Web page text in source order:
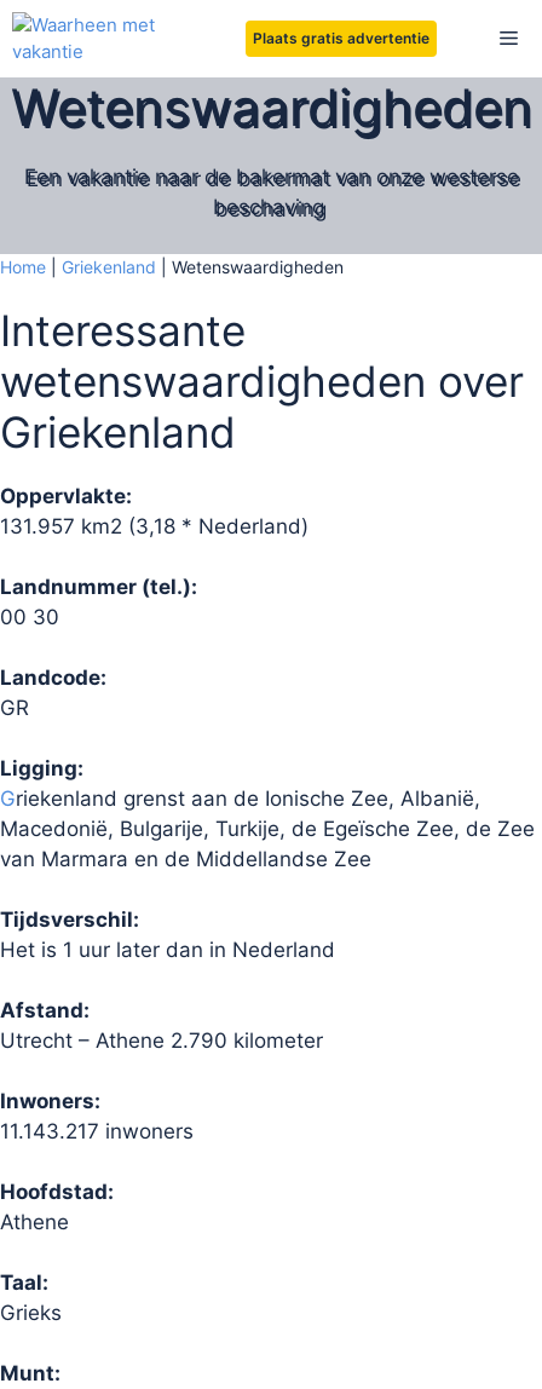
Ga
naar
de
inhoud
Plaats gratis advertentie
Wetenswaardigheden
Een vakantie naar de bakermat van onze westerse
beschaving
Home Griekenland Wetenswaardigheden
Interessante
wetenswaardigheden over
Griekenland
Oppervlakte:
131.957 km2 (3,18 * Nederland)
Landnummer (tel.):
00 30
Landcode:
GR
Ligging:
Griekenland grenst aan de Ionische Zee, Albanië,
Macedonië, Bulgarije, Turkije, de Egeïsche Zee, de Zee
van Marmara en de Middellandse Zee
Tijdsverschil:
Het is 1 uur later dan in Nederland
Afstand:
Utrecht – Athene 2.790 kilometer
Inwoners:
11.143.217 inwoners
Hoofdstad:
Athene
Taal:
Grieks
Munt: